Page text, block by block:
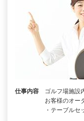
仕事内容
ゴルフ場施設
お客様のオー
・テーブルセ